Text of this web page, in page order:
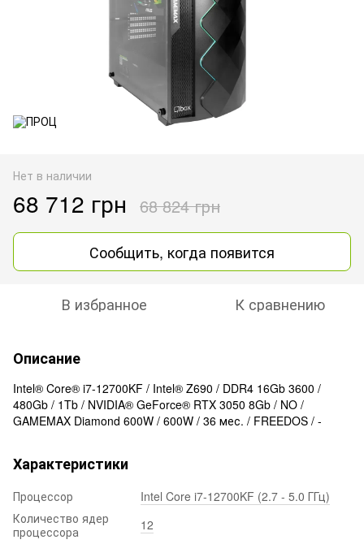
Нет в наличии
68 712 грн 68 824 грн
Сообщить, когда появится
В избранное К сравнению
Описание
Intel® Core® i7-12700KF / Intel® Z690 / DDR4 16Gb 3600 /
480Gb / 1Tb / NVIDIA® GeForce® RTX 3050 8Gb / NO /
GAMEMAX Diamond 600W / 600W / 36 мес. / FREEDOS / -
Характеристики
Процессор
Intel Core i7-12700KF (2.7 - 5.0 ГГц)
Количество ядер
процессора
12